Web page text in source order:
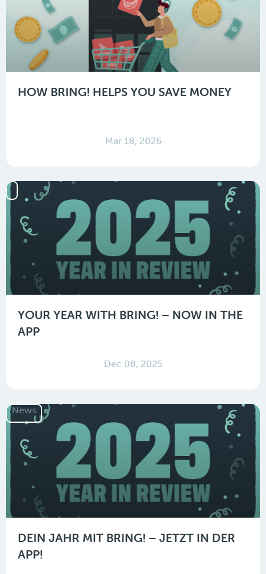
HOW BRING! HELPS YOU SAVE MONEY
Mar 18, 2026
YOUR YEAR WITH BRING! – NOW IN THE
APP
Dec 08, 2025
News
DEIN JAHR MIT BRING! – JETZT IN DER
APP!